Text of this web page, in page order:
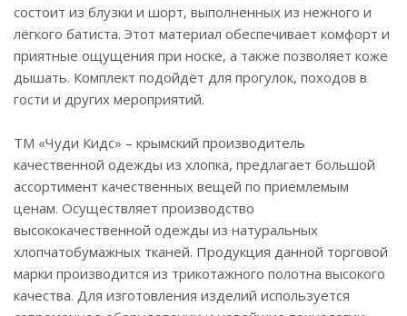
состоит из блузки и шорт, выполненных из нежного и
лёгкого батиста. Этот материал обеспечивает комфорт и
приятные ощущения при носке, а также позволяет коже
дышать. Комплект подойдёт для прогулок, походов в
гости и других мероприятий.
ТМ «Чуди Кидс» – крымский производитель
качественной одежды из хлопка, предлагает большой
ассортимент качественных вещей по приемлемым
ценам. Осуществляет производство
высококачественной одежды из натуральных
хлопчатобумажных тканей. Продукция данной торговой
марки производится из трикотажного полотна высокого
качества. Для изготовления изделий используется